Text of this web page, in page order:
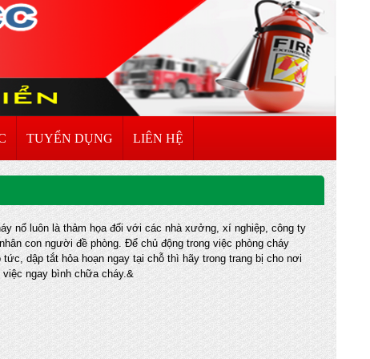
TUYỂN DỤNG LIÊN HỆ
nổ luôn là thảm họa đối với các nhà xưởng, xí nghiệp, công ty
con người đề phòng. Để chủ động trong việc phòng cháy
dập tắt hỏa hoạn ngay tại chỗ thì hãy trong trang bị cho nơi
ngay bình chữa cháy.&